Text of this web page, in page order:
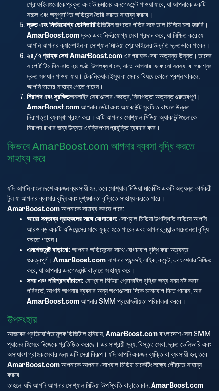
প্রোফাইলগুলোকে প্রকৃত এবং উচ্চমানের এনগেজমেন্ট পাওয়া যাবে, যা আপনাকে একটি
সচ্চল এবং অনুপ্রাণিত অডিয়েন্স তৈরি করতে সাহায্য করবে।
দ্রুত এবং নির্ভরযোগ্য ডেলিভারিডিজিটাল জগতের গতির সঙ্গে তাল মিলিয়ে চলা জরুরি।
AmarBoost.comদ্রুত এবং নির্ভরযোগ্য সেবা প্রদান করে, যা নিশ্চিত করে যে
আপনি আপনার ক্যাম্পেইন বা সোশ্যাল মিডিয়া প্রোফাইলের উন্নতি দ্রুতভাবে পাবেন।
২৪/৭ গ্রাহক সেবাAmarBoost.comএর গ্রাহক সেবা অত্যন্ত উন্নত। তাদের
সাপোর্ট টিম দিন-রাত ২৪ ঘণ্টা উপলব্ধ থাকে, যাতে আপনার যেকোনো সমস্যা বা প্রশ্নের
দ্রুত সমাধান পাওয়া যায়। টেকনিক্যাল ইস্যু বা সেবার বিষয়ে কোনো প্রশ্ন থাকলে,
আপনি তাদের সাহায্য পেতে পারেন।
নিরাপদ এবং সুরক্ষিতঅনলাইন সেবাগুলোর ক্ষেত্রে, নিরাপত্তা অত্যন্ত গুরুত্বপূর্ণ।
AmarBoost.comআপনার ডেটা এবং অ্যাকাউন্ট সুরক্ষিত রাখতে উন্নত
নিরাপত্তা ব্যবস্থা গ্রহণ করে। এটি আপনার সোশ্যাল মিডিয়া অ্যাকাউন্টগুলোকে
নিরাপদ রাখার জন্য উন্নত এনক্রিপশন প্রযুক্তি ব্যবহার করে।
কিভাবে AmarBoost.com আপনার ব্যবসা বৃদ্ধি করতে
সাহায্য করে
যদি আপনি বাংলাদেশে একজন ব্যবসায়ী হন, তবে সোশ্যাল মিডিয়া মার্কেটিং একটি অত্যন্ত কার্যকরী
টুল যা আপনার ব্যবসার বৃদ্ধি এবং দৃশ্যমানতা বৃদ্ধিতে সাহায্য করতে পারে।
AmarBoost.comআপনাকে সাহায্য করতে পারে:
আরো সম্ভাব্য গ্রাহকদের সাথে যোগাযোগ: সোশ্যাল মিডিয়া উপস্থিতি বাড়িয়ে আপনি
আরও বড় একটি অডিয়েন্সের সাথে যুক্ত হতে পারেন এবং আপনার ব্র্যান্ড সচেতনতা বৃদ্ধি
করতে পারেন।
এনগেজমেন্ট বাড়ানো: আপনার অডিয়েন্সের সাথে যোগাযোগ বৃদ্ধি করা অত্যন্ত
গুরুত্বপূর্ণ। AmarBoost.comআপনার পছন্দসই লাইক, কমেন্ট, এবং শেয়ার নিশ্চিত
করে, যা আপনার এনগেজমেন্ট বাড়াতে সাহায্য করে।
সময় এবং পরিশ্রম বাঁচানো: সোশ্যাল মিডিয়া প্রোফাইল বৃদ্ধির জন্য সময় নষ্ট করার
পরিবর্তে, আপনি আপনার ব্যবসার অন্য অংশগুলোর দিকে মনোযোগ দিতে পারেন, আর
AmarBoost.comআপনার SMM প্রয়োজনীয়তা পরিচালনা করবে।
উপসংহার
আজকের প্রতিযোগিতামূলক ডিজিটাল দুনিয়ায়,AmarBoost.comবাংলাদেশে সেরা SMM
প্যানেল হিসেবে নিজেকে প্রতিষ্ঠিত করেছে। এর সাশ্রয়ী মূল্য, বিস্তৃত সেবা, দ্রুত ডেলিভারি এবং
অসাধারণ গ্রাহক সেবার জন্য এটি সেরা বিকল্প। যদি আপনি একজন ব্যক্তি বা ব্যবসায়ী হন, তবে
AmarBoost.comআপনাকে আপনার সোশ্যাল মিডিয়া মার্কেটিং লক্ষ্যে পৌঁছাতে সাহায্য
করবে।
তাহলে, যদি আপনি আপনার সোশ্যাল মিডিয়া উপস্থিতি বাড়াতে চান,AmarBoost.com